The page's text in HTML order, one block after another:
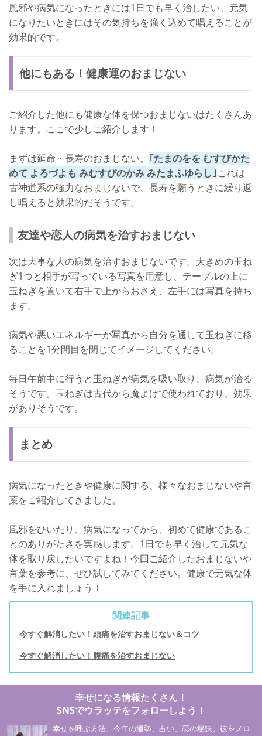
風邪や病気になったときには1日でも早く治したい、元気
になりたいときにはその気持ちを強く込めて唱えることが
効果的です。
他にもある！健康運のおまじない
ご紹介した他にも健康な体を保つおまじないはたくさんあ
ります。ここで少しご紹介します！
まずは延命・長寿のおまじない。 ｢たまのをを むすびかた
めて よろづよも みむすびのかみ みたまふゆらし｣これは
古神道系の強力なおまじないで、長寿を願うときに繰り返
し唱えると効果的だそうです。
友達や恋人の病気を治すおまじない
次は大事な人の病気を治すおまじないです。大きめの玉ね
ぎ1つと相手が写っている写真を用意し、テーブルの上に
玉ねぎを置いて右手で上からおさえ、左手には写真を持ち
ます。
病気や悪いエネルギーが写真から自分を通して玉ねぎに移
ることを1分間目を閉じてイメージしてください。
毎日午前中に行うと玉ねぎが病気を吸い取り、病気が治る
そうです。玉ねぎは古代から魔よけで使われており、効果
がありそうです。
まとめ
病気になったときや健康に関する、様々なおまじないや言
葉をご紹介してきました。
風邪をひいたり、病気になってから、初めて健康であるこ
とのありがたさを実感します。1日でも早く治して元気な
体を取り戻したいですよね！今回ご紹介したおまじないや
言葉を参考に、ぜひ試してみてください。健康で元気な体
を手に入れましょう！
関連記事
今すぐ解消したい！頭痛を治すおまじない＆コツ
今すぐ解消したい！腹痛を治すおまじない
幸せになる情報たくさん！
SNSでウラッテをフォローしよう！
幸せを呼ぶ方法、今年の運勢、占い、恋の秘訣、彼をメロ